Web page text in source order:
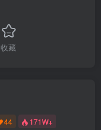
收藏
44 171W+